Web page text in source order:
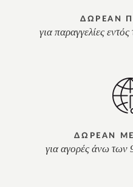
ΔΩΡΕΑΝ
για παραγγελίες
ΔΩΡΕΑΝ
για αγορές άνω των